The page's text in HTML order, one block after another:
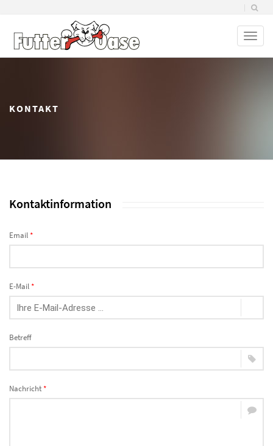
KONTAKT
Kontaktinformation
Email*
E-Mail*
Betreff
Nachricht*